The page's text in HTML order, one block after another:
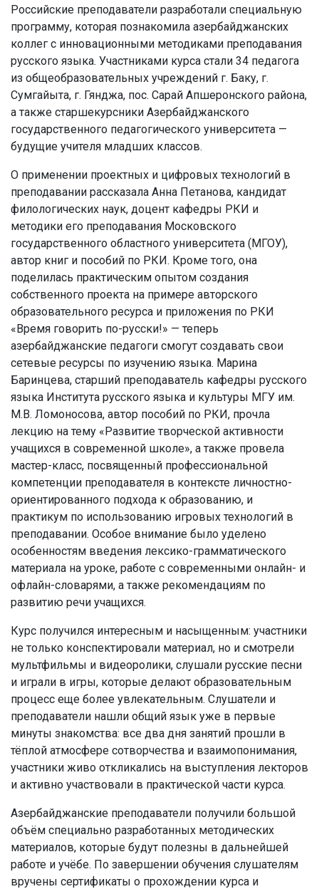
Российские преподаватели разработали специальную
программу, которая познакомила азербайджанских
коллег с инновационными методиками преподавания
русского языка. Участниками курса стали 34 педагога
из общеобразовательных учреждений г. Баку, г.
Сумгайыта, г. Гянджа, пос. Сарай Апшеронского района,
а также старшекурсники Азербайджанского
государственного педагогического университета —
будущие учителя младших классов.
О применении проектных и цифровых технологий в
преподавании рассказала Анна Петанова, кандидат
филологических наук, доцент кафедры РКИ и
методики его преподавания Московского
государственного областного университета (МГОУ),
автор книг и пособий по РКИ. Кроме того, она
поделилась практическим опытом создания
собственного проекта на примере авторского
образовательного ресурса и приложения по РКИ
«Время говорить по-русски!» — теперь
азербайджанские педагоги смогут создавать свои
сетевые ресурсы по изучению языка. Марина
Баринцева, старший преподаватель кафедры русского
языка Института русского языка и культуры МГУ им.
М.В. Ломоносова, автор пособий по РКИ, прочла
лекцию на тему «Развитие творческой активности
учащихся в современной школе», а также провела
мастер-класс, посвященный профессиональной
компетенции преподавателя в контексте личностно-
ориентированного подхода к образованию, и
практикум по использованию игровых технологий в
преподавании. Особое внимание было уделено
особенностям введения лексико-грамматического
материала на уроке, работе с современными онлайн- и
офлайн-словарями, а также рекомендациям по
развитию речи учащихся.
Курс получился интересным и насыщенным: участники
не только конспектировали материал, но и смотрели
мультфильмы и видеоролики, слушали русские песни
и играли в игры, которые делают образовательным
процесс еще более увлекательным. Слушатели и
преподаватели нашли общий язык уже в первые
минуты знакомства: все два дня занятий прошли в
тёплой атмосфере сотворчества и взаимопонимания,
участники живо откликались на выступления лекторов
и активно участвовали в практической части курса.
Азербайджанские преподаватели получили большой
объём специально разработанных методических
материалов, которые будут полезны в дальнейшей
работе и учёбе. По завершении обучения слушателям
вручены сертификаты о прохождении курса и